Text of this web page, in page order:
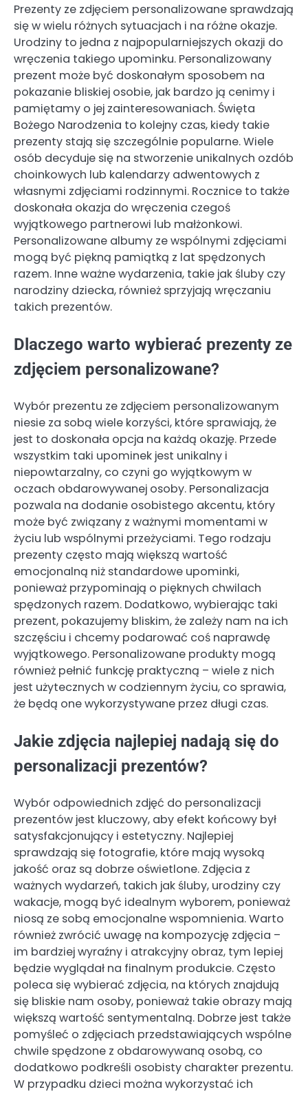
Prezenty ze zdjęciem personalizowane sprawdzają
się w wielu różnych sytuacjach i na różne okazje.
Urodziny to jedna z najpopularniejszych okazji do
wręczenia takiego upominku. Personalizowany
prezent może być doskonałym sposobem na
pokazanie bliskiej osobie, jak bardzo ją cenimy i
pamiętamy o jej zainteresowaniach. Święta
Bożego Narodzenia to kolejny czas, kiedy takie
prezenty stają się szczególnie popularne. Wiele
osób decyduje się na stworzenie unikalnych ozdób
choinkowych lub kalendarzy adwentowych z
własnymi zdjęciami rodzinnymi. Rocznice to także
doskonała okazja do wręczenia czegoś
wyjątkowego partnerowi lub małżonkowi.
Personalizowane albumy ze wspólnymi zdjęciami
mogą być piękną pamiątką z lat spędzonych
razem. Inne ważne wydarzenia, takie jak śluby czy
narodziny dziecka, również sprzyjają wręczaniu
takich prezentów.
Dlaczego warto wybierać prezenty ze
zdjęciem personalizowane?
Wybór prezentu ze zdjęciem personalizowanym
niesie za sobą wiele korzyści, które sprawiają, że
jest to doskonała opcja na każdą okazję. Przede
wszystkim taki upominek jest unikalny i
niepowtarzalny, co czyni go wyjątkowym w
oczach obdarowywanej osoby. Personalizacja
pozwala na dodanie osobistego akcentu, który
może być związany z ważnymi momentami w
życiu lub wspólnymi przeżyciami. Tego rodzaju
prezenty często mają większą wartość
emocjonalną niż standardowe upominki,
ponieważ przypominają o pięknych chwilach
spędzonych razem. Dodatkowo, wybierając taki
prezent, pokazujemy bliskim, że zależy nam na ich
szczęściu i chcemy podarować coś naprawdę
wyjątkowego. Personalizowane produkty mogą
również pełnić funkcję praktyczną – wiele z nich
jest użytecznych w codziennym życiu, co sprawia,
że będą one wykorzystywane przez długi czas.
Jakie zdjęcia najlepiej nadają się do
personalizacji prezentów?
Wybór odpowiednich zdjęć do personalizacji
prezentów jest kluczowy, aby efekt końcowy był
satysfakcjonujący i estetyczny. Najlepiej
sprawdzają się fotografie, które mają wysoką
jakość oraz są dobrze oświetlone. Zdjęcia z
ważnych wydarzeń, takich jak śluby, urodziny czy
wakacje, mogą być idealnym wyborem, ponieważ
niosą ze sobą emocjonalne wspomnienia. Warto
również zwrócić uwagę na kompozycję zdjęcia –
im bardziej wyraźny i atrakcyjny obraz, tym lepiej
będzie wyglądał na finalnym produkcie. Często
poleca się wybierać zdjęcia, na których znajdują
się bliskie nam osoby, ponieważ takie obrazy mają
większą wartość sentymentalną. Dobrze jest także
pomyśleć o zdjęciach przedstawiających wspólne
chwile spędzone z obdarowywaną osobą, co
dodatkowo podkreśli osobisty charakter prezentu.
W przypadku dzieci można wykorzystać ich